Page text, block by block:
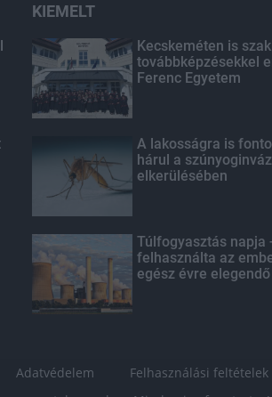
KIEMELT
Kecskeméten is
továbbképzésekkel
Ferenc Egyetem
A lakosságra is
hárul a
elkerülésében
Túlfogyasztás napja
felhasználta az
egész évre
Adatvédelem Felhasználási feltételek